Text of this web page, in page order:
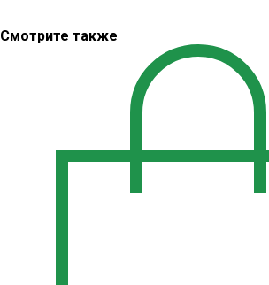
Смотрите также